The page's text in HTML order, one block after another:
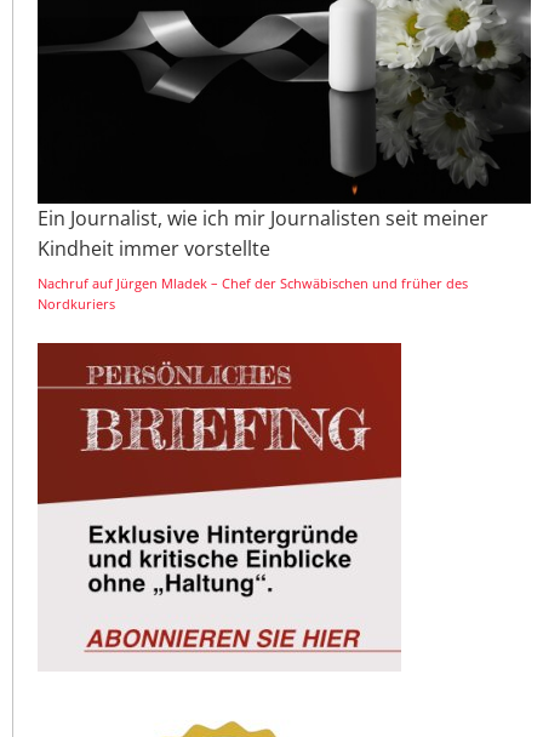
Ein Journalist, wie ich mir Journalisten seit meiner
Kindheit immer vorstellte
Nachruf auf Jürgen Mladek – Chef der Schwäbischen und früher des
Nordkuriers